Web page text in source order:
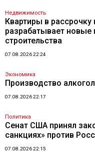
Недвижимость
Квартиры в
разрабатывает
строительства
07.08.2026 22:24
Экономика
Производство
07.08.2026 22:17
Политика
Сенат США принял
санкциях» против
07.08.2026 22:15